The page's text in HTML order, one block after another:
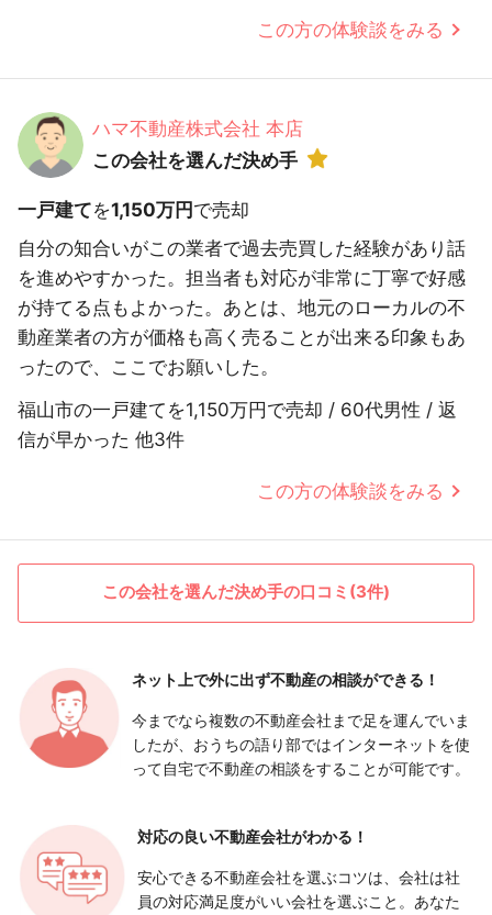
この方の体験談をみる
ハマ不動産株式会社 本店
この会社を選んだ決め手
一戸建てを1,150万円 で売却
自分の知合いがこの業者で過去売買した経験があり話
を進めやすかった。担当者も対応が非常に丁寧で好感
が持てる点もよかった。あとは、地元のローカルの不
動産業者の方が価格も高く売ることが出来る印象もあ
ったので、ここでお願いした。
福山市の一戸建てを1,150万円で売却 / 60代男性 / 返
信が早かった 他3件
この方の体験談をみる
この会社を選んだ決め手の口コミ(3件)
ネット上で外に出ず不動産の相談ができる！
今までなら複数の不動産会社まで足を運んでいま
したが、おうちの語り部ではインターネットを使
って自宅で不動産の相談をすることが可能です。
対応の良い不動産会社がわかる！
安心できる不動産会社を選ぶコツは、会社は社
員の対応満足度がいい会社を選ぶこと。あなた